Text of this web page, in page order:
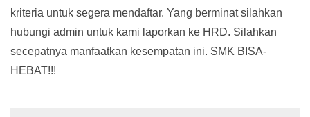
kriteria untuk segera mendaftar. Yang berminat silahkan
hubungi admin untuk kami laporkan ke HRD. Silahkan
secepatnya manfaatkan kesempatan ini. SMK BISA-
HEBAT!!!